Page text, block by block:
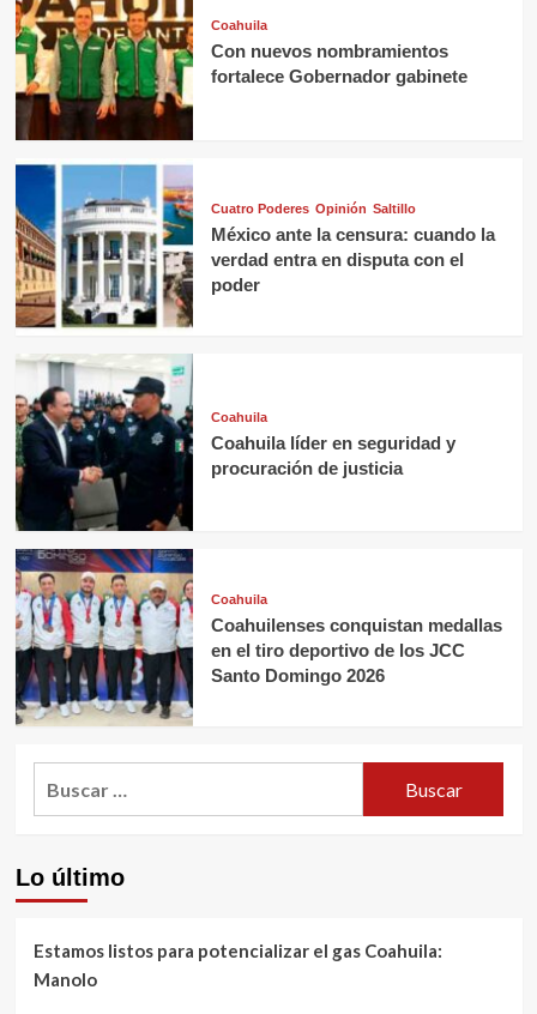
Coahuila
Con nuevos nombramientos
fortalece Gobernador gabinete
Cuatro Poderes Opinión Saltillo
México ante la censura: cuando la
verdad entra en disputa con el
poder
Coahuila
Coahuila líder en seguridad y
procuración de justicia
Coahuila
Coahuilenses conquistan medallas
en el tiro deportivo de los JCC
Santo Domingo 2026
Lo último
Estamos listos para potencializar el gas Coahuila:
Manolo